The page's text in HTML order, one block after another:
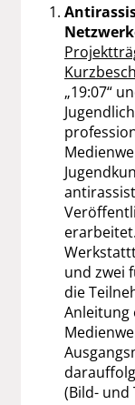
„19:07“
und zwei
die
Anleitung
(Bild-